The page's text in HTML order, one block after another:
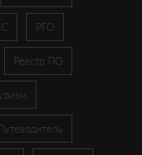
РГО
Реестр ПО